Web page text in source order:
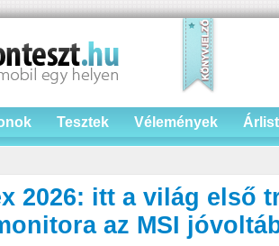
Tesztek Vélemények
2026: itt a világ első
az MSI